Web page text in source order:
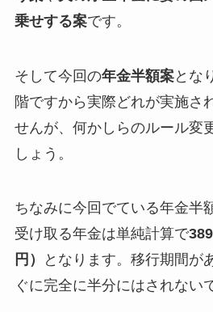
乗せする案です。
そして今回の年金半額案とな
階ですから実際どれが実施さ
せんが、何かしらのルール変
しょう。
ちなみに今回でている年金半
受け取る年金は単純計算で
円）
となります。移行期間が
ぐに完全に半分にはされない